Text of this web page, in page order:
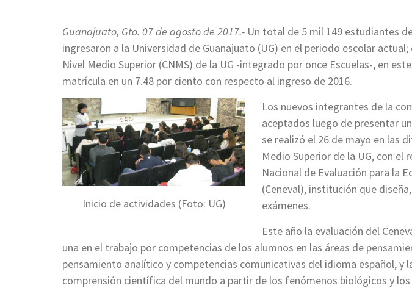
Guanajuato, Gto. 07 de agosto de 2017.- Un total de 5 mil 149 estudiantes
ingresaron a la Universidad de Guanajuato (UG) en el periodo escolar
Nivel Medio Superior (CNMS) de la UG -integrado por once Escuelas-, en
matrícula en un 7.48 por ciento con respecto al ingreso de 2016.
Inicio de actividades (Foto: UG)
Los nuevos integrantes de la
aceptados luego de presentar
se realizó el 26 de mayo en las
Medio Superior de la UG, con el
Nacional de Evaluación para la
(Ceneval), institución que
exámenes.
Este año la evaluación del
una en el trabajo por competencias de los alumnos en las áreas de
pensamiento analítico y competencias comunicativas del idioma español, y
comprensión científica del mundo a partir de los fenómenos biológicos y